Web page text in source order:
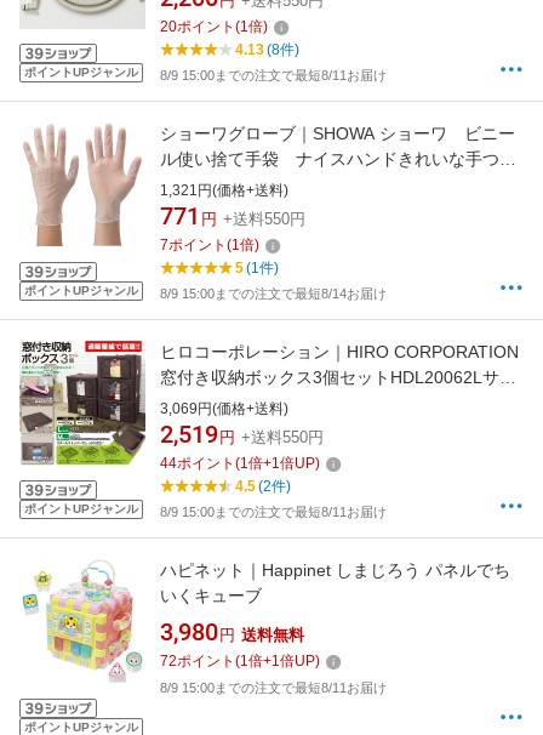
ポイントUPジャンル
20ポイント (1倍)
4.13(8件)
8/9 15:00までの注文で最短8/11お届け
ポイントUPジャンル
ショーワグローブ｜SHOWA ショーワ ビニー
ル使い捨て手袋 ナイスハンドきれいな手つか
いきりグローブ ビニール 100枚入 Mサイ
ズ NHKTTGPVC-M100P
1,321円(価格+送料)
771 円 +送料550円
7ポイント (1倍)
5(1件)
8/9 15:00までの注文で最短8/14お届け
ポイントUPジャンル
ヒロコーポレーション｜HIRO CORPORATION
窓付き収納ボックス3個セットHDL20062Lサイ
ズ
3,069円(価格+送料)
2,519 円 +送料550円
44ポイント (1倍+1倍UP)
4.5(2件)
8/9 15:00までの注文で最短8/11お届け
ポイントUPジャンル
ハピネット｜Happinet しまじろう パネルでち
いくキューブ
3,980 円 送料無料
72ポイント (1倍+1倍UP)
8/9 15:00までの注文で最短8/11お届け